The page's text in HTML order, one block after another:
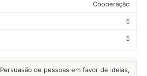
Cooperação
5
5
Persuasão de pessoas em favor de ideias,